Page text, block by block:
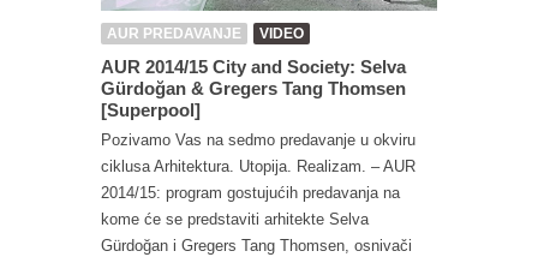
AUR PREDAVANJE VIDEO
AUR 2014/15 City and Society: Selva
Gürdoğan & Gregers Tang Thomsen
[Superpool]
Pozivamo Vas na sedmo predavanje u okviru
ciklusa Arhitektura. Utopija. Realizam. – AUR
2014/15: program gostujućih predavanja na
kome će se predstaviti arhitekte Selva
Gürdoğan i Gregers Tang Thomsen, osnivači